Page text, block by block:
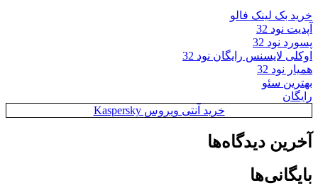
خرید بک لینک فالو
آپدیت نود 32
پسورد نود 32
اوکلی لایسنس رایگان نود 32
همیار نود 32
بهترین سئو
رایگان
خرید آنتی ویروس Kaspersky
آخرین دیدگاه‌ها
بایگانی‌ها